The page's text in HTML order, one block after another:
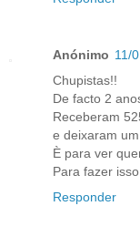
Anónimo 11/
Chupistas!!
De facto 2
Receberam
e deixaram
È para ver
Para fazer
Responder